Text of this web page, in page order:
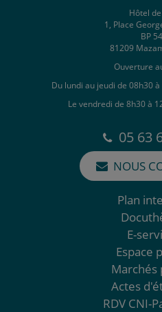
Hôtel
1, Place
BP
81209
Ouverture
Du lundi au jeudi de 08h30
Le vendredi de 8h30 à
05 63
NOUS
Plan
E-
Espace
Marchés
Actes
RDV CNI-